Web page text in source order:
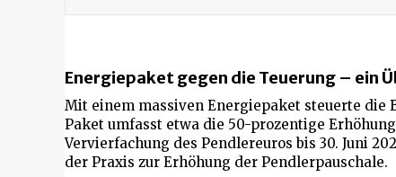
Energiepaket gegen die Teuerung – ein
Mit einem massiven Energiepaket steuerte die
Paket umfasst etwa die 50-prozentige
Vervierfachung des Pendlereuros bis 30. Juni
der Praxis zur Erhöhung der Pendlerpauschale.